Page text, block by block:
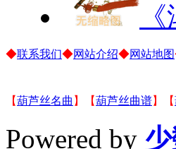
◆联系我们◆网站介绍◆网站地图
【葫芦丝名曲 】【葫芦丝曲谱】【
Powered by